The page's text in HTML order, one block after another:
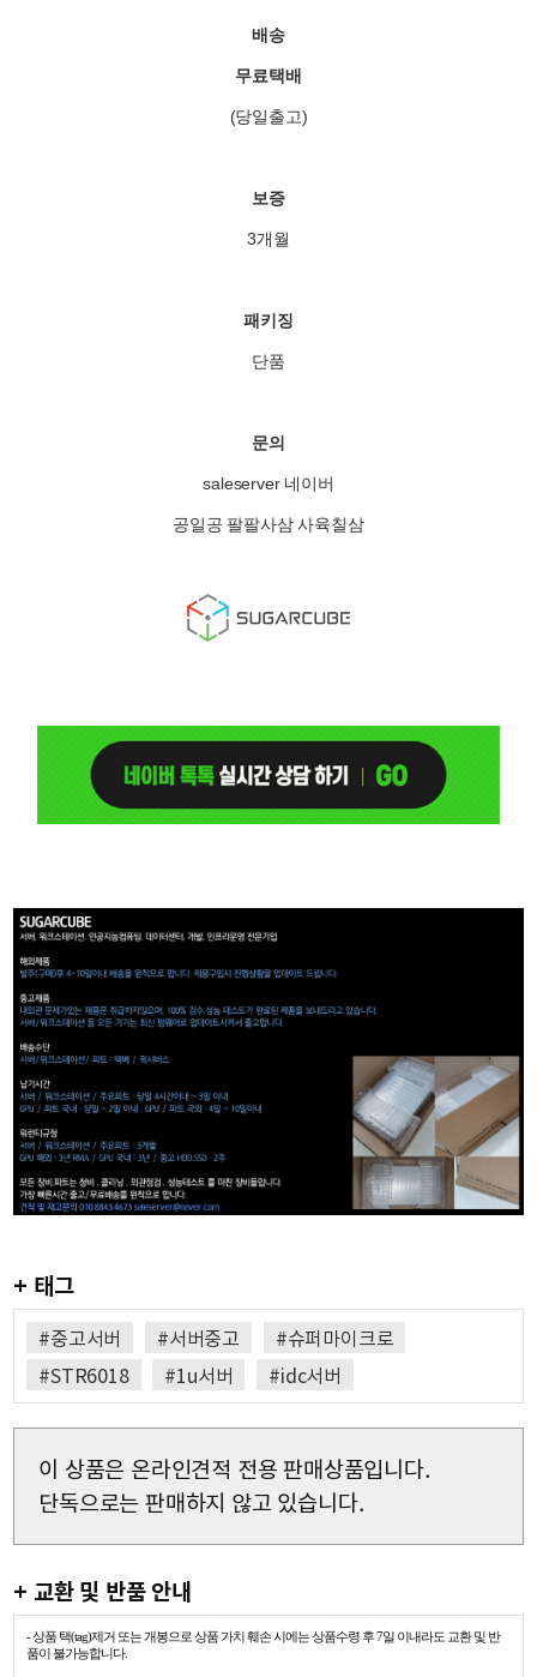
배송
무료택배
(당일출고)
보증
3개월
패키징
단품
문의
saleserver 네이버
공일공 팔팔사삼 사육칠삼
+ 태그
#중고서버 #서버중고
#슈퍼마이크로
#STR6018
#1u서버 #idc서버
이 상품은 온라인견적 전용 판매상품입니다.
단독으로는 판매하지 않고 있습니다.
+ 교환 및 반품 안내
- 상품 택(tag)제거 또는 개봉으로 상품 가치 훼손 시에는 상품수령 후 7일 이내라도 교환 및 반
품이 불가능합니다.